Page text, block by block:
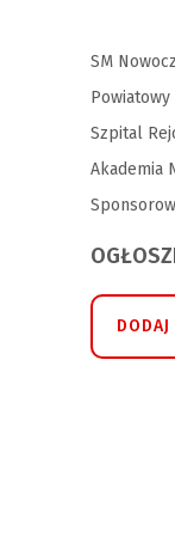
SM
Szpital
Akademia